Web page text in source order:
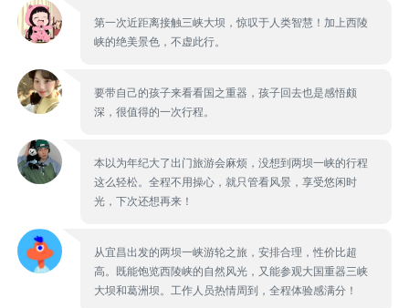
第一次近距离接触三峡大坝，惊叹于人类智慧！加上西陵
峡的绝美景色，不虚此行。
要带自己的孩子来看看国之重器，孩子回去也是感悟颇
深，很值得的一次行程。
本以为年纪大了出门旅游会麻烦，没想到两坝一峡的行程
这么轻松。全程不用操心，就只管看风景，享受悠闲时
光，下次还想再来！
从宜昌出发的两坝一峡游轮之旅，安排合理，性价比超
高。既能饱览西陵峡的自然风光，又能参观大国重器三峡
大坝和葛洲坝。工作人员热情周到，全程体验感满分！